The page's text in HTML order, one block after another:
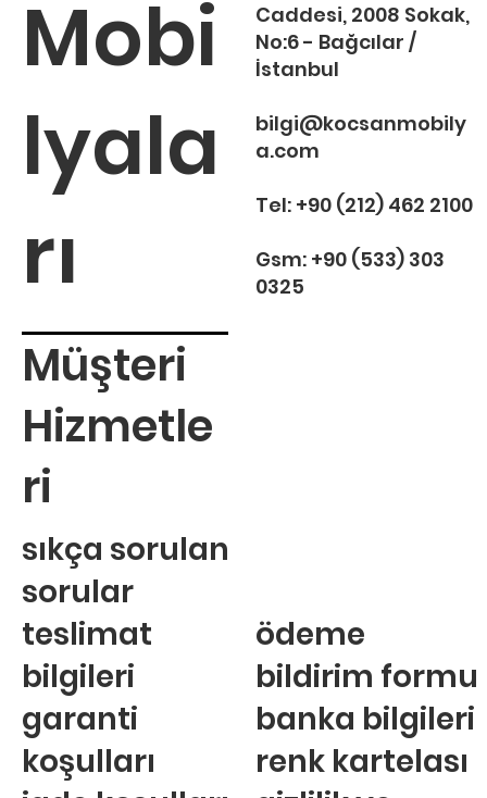
Müşteri
Hizmetle
ri
sıkça sorulan
sorular
teslimat
bilgileri
garanti
koşulları
ödeme
bildirim formu
banka bilgileri
renk kartelası
Mobi
lyala
rı
Caddesi, 2008 Sokak,
No:6 - Bağcılar /
İstanbul
bilgi@kocsanmobily
a.com
Tel: +90 (212) 462 2100
Gsm: +90 (533) 303
0325